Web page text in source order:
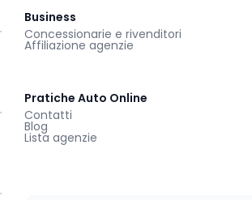
Business
Concessionarie e rivenditori
Affiliazione agenzie
Pratiche Auto Online
Contatti
Blog
Lista agenzie